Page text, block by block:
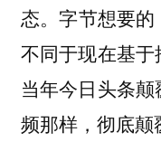
态。字节想要
不同于现在基
当年今日头条
频那样，彻底颠